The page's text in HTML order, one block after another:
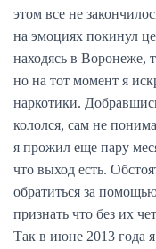
этом все не
на эмоциях покинул
находясь в Воронеже,
но на тот момент я
наркотики.
кололся, сам не
я прожил еще пару
что выход есть.
обратиться за
признать что без их
Так в июне 2013 года